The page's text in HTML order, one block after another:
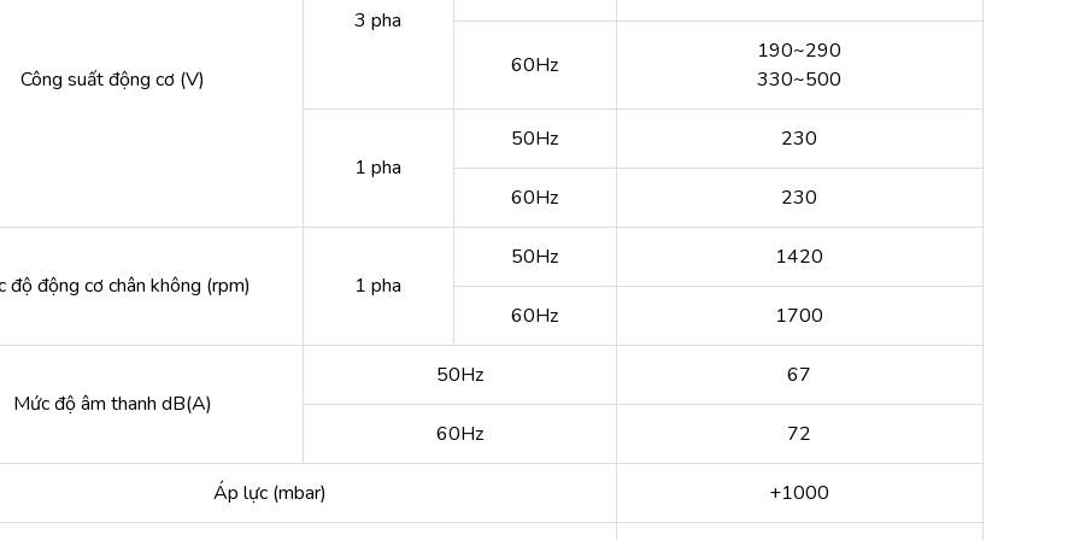
Công suất động cơ (V)
3 pha
60Hz
190~290
330~500
1 pha
50Hz 230
60Hz 230
độ động cơ chân không (rpm) 1 pha
50Hz 1420
60Hz 1700
Mức độ âm thanh dB(A)
50Hz 67
60Hz 72
Áp lực (mbar) +1000